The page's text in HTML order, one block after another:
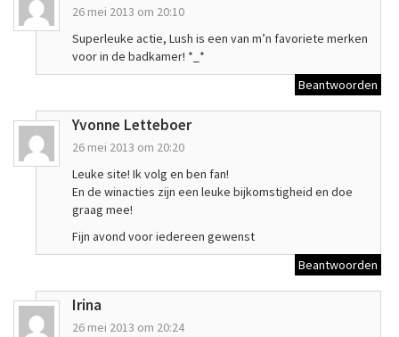
26 mei 2013 om 20:10
Superleuke actie, Lush is een van m’n favoriete merken
voor in de badkamer! *_*
Beantwoorden
Yvonne Letteboer
26 mei 2013 om 20:20
Leuke site! Ik volg en ben fan!
En de winacties zijn een leuke bijkomstigheid en doe
graag mee!
Fijn avond voor iedereen gewenst
Beantwoorden
Irina
26 mei 2013 om 20:24